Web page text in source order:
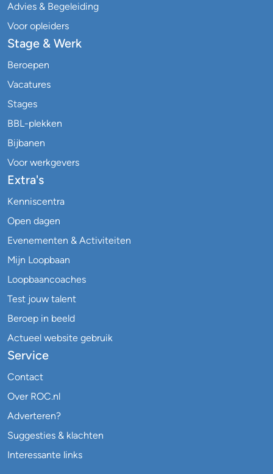
Advies & Begeleiding
Voor opleiders
Stage & Werk
Beroepen
Vacatures
Stages
BBL-plekken
Bijbanen
Voor werkgevers
Extra's
Kenniscentra
Open dagen
Evenementen & Activiteiten
Mijn Loopbaan
Loopbaancoaches
Test jouw talent
Beroep in beeld
Actueel website gebruik
Service
Contact
Over ROC.nl
Adverteren?
Suggesties & klachten
Interessante links